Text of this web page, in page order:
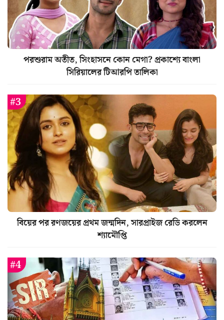
পরশুরাম অতীত, সিংহাসনে কোন মেগা? প্রকাশ্যে বাংলা
সিরিয়ালের টিআরপি তালিকা
বিয়ের পর রণজয়ের প্রথম জন্মদিন, সারপ্রাইজ রেডি করলেন
শ্যামৌপ্তি